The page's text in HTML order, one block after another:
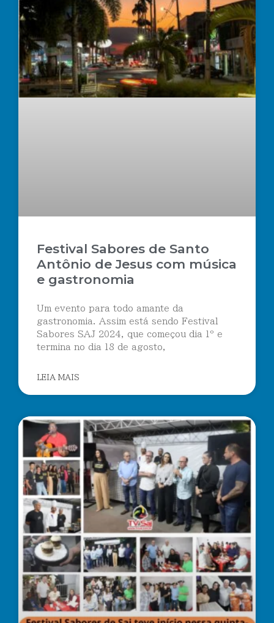
Festival Sabores de Santo
Antônio de Jesus com música
e gastronomia
Um evento para todo amante da
gastronomia. Assim está sendo Festival
Sabores SAJ 2024, que começou dia 1º e
termina no dia 18 de agosto,
LEIA MAIS